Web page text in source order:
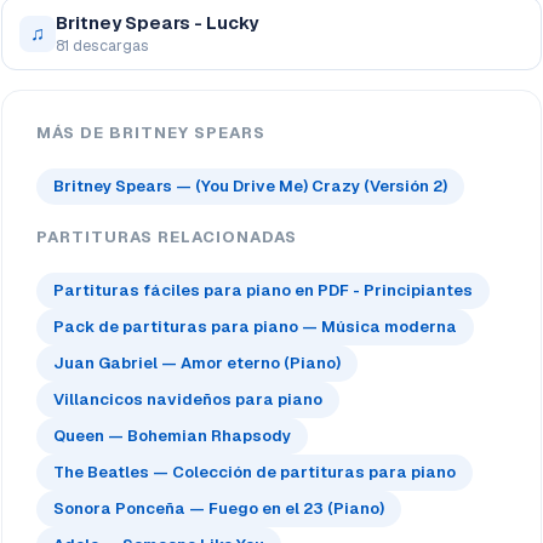
♫ Britney Spears - Lucky
81 descargas
MÁS DE BRITNEY SPEARS
Britney Spears — (You Drive Me) Crazy (Versión 2)
PARTITURAS RELACIONADAS
Partituras fáciles para piano en PDF - Principiantes
Pack de partituras para piano — Música moderna
Juan Gabriel — Amor eterno (Piano)
Villancicos navideños para piano
Queen — Bohemian Rhapsody
The Beatles — Colección de partituras para piano
Sonora Ponceña — Fuego en el 23 (Piano)